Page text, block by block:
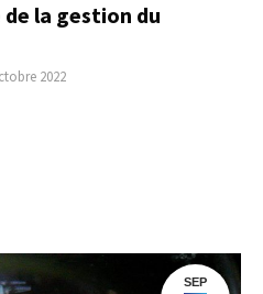
de la gestion du
2022
SEP